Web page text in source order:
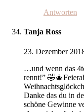
Antworten
Tanja Ross
23. Dezember
…und wenn das
rennt!”
Danke das du in
schöne Gewinne